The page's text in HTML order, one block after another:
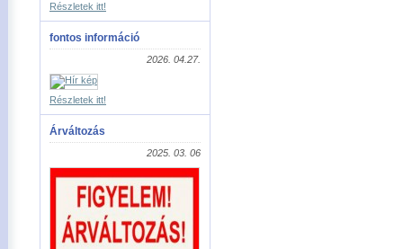
Részletek itt!
fontos információ
2026. 04.27.
Részletek itt!
Árváltozás
2025. 03. 06